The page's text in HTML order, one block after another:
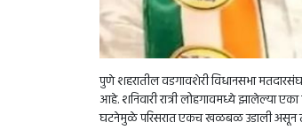
पुणे शहरातील वडगावशेरी विधानसभा
आहे. शनिवारी रात्री लोहगावमध्ये झालेल्या
घटनेमुळे परिसरात एकच खळबळ उडाली असून